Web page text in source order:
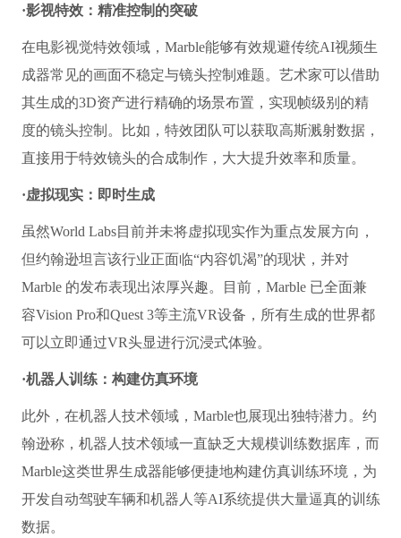
·影视特效：精准控制的突破
在电影视觉特效领域，Marble能够有效规避传统AI视频生
成器常见的画面不稳定与镜头控制难题。艺术家可以借助
其生成的3D资产进行精确的场景布置，实现帧级别的精
度的镜头控制。比如，特效团队可以获取高斯溅射数据，
直接用于特效镜头的合成制作，大大提升效率和质量。
·虚拟现实：即时生成
虽然World Labs目前并未将虚拟现实作为重点发展方向，
但约翰逊坦言该行业正面临“内容饥渴”的现状，并对
Marble 的发布表现出浓厚兴趣。目前，Marble 已全面兼
容Vision Pro和Quest 3等主流VR设备，所有生成的世界都
可以立即通过VR头显进行沉浸式体验。
·机器人训练：构建仿真环境
此外，在机器人技术领域，Marble也展现出独特潜力。约
翰逊称，机器人技术领域一直缺乏大规模训练数据库，而
Marble这类世界生成器能够便捷地构建仿真训练环境，为
开发自动驾驶车辆和机器人等AI系统提供大量逼真的训练
数据。